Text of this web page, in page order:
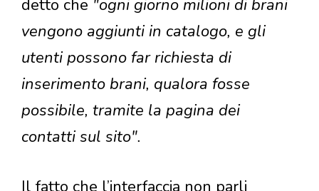
detto che "ogni giorno milioni di brani
vengono aggiunti in catalogo, e gli
utenti possono far richiesta di
inserimento brani, qualora fosse
possibile, tramite la pagina dei
contatti sul sito".